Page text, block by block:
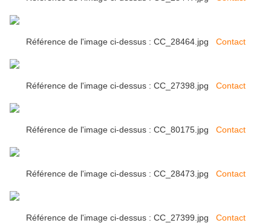
Référence de l'image ci-dessus : CC_28464.jpg Contact
Référence de l'image ci-dessus : CC_27398.jpg Contact
Référence de l'image ci-dessus : CC_80175.jpg Contact
Référence de l'image ci-dessus : CC_28473.jpg Contact
Référence de l'image ci-dessus : CC_27399.jpg Contact